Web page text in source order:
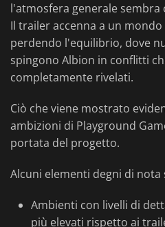
l'atmosfera generale
Il trailer accenna a un
perdendo l'equilibrio, dove
spingono Albion in conflitti
completamente rivelati.
Ciò che viene mostrato
ambizioni di Playground
portata del progetto.
Alcuni elementi degni di nota
Ambienti con livelli di
più elevati rispetto ai